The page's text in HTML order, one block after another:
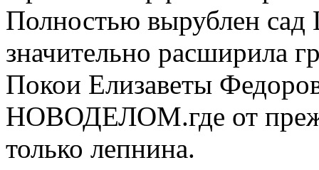
Полностью вырублен
значительно расширила
Покои Елизаветы
НОВОДЕЛОМ.где от
только лепнина.